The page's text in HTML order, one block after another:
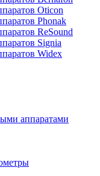
Oticon
Phonak
ReSound
Signia
Widex
аппаратами